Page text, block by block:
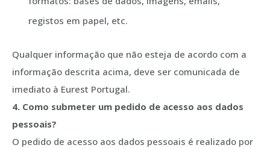
registos em papel, etc.
Qualquer informação que não esteja de acordo com a
informação descrita acima, deve ser comunicada de
imediato à Eurest Portugal.
4. Como submeter um pedido de acesso aos dados
pessoais?
O pedido de acesso aos dados pessoais é realizado por